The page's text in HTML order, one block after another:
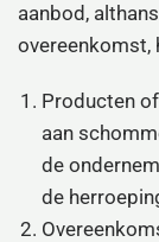
aanbod,
overeenkomst,
Producten
aan
de
de